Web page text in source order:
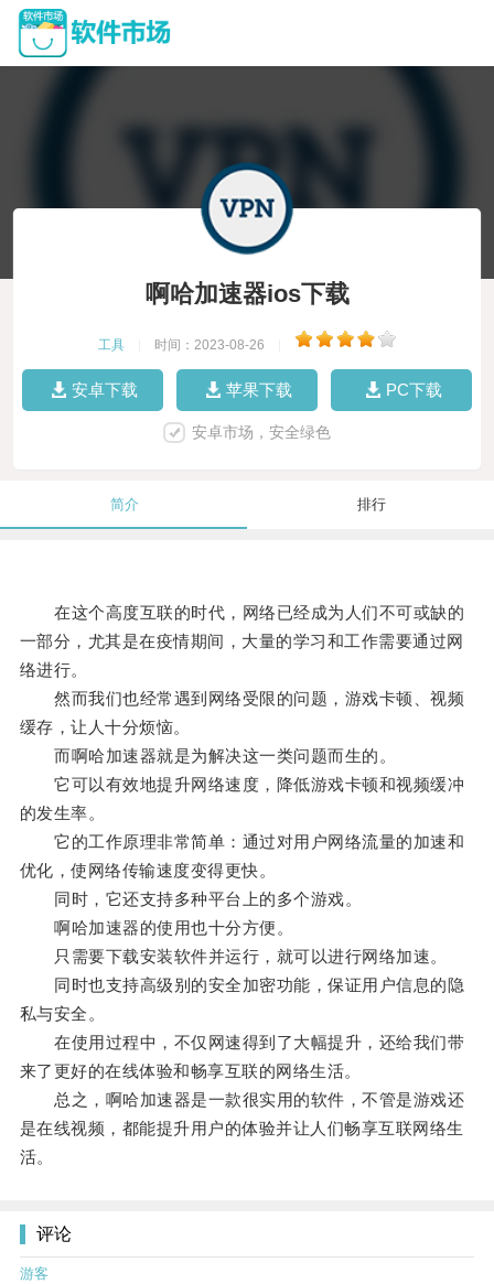
啊哈加速器ios下载
工具 时间：2023-08-26
安卓下载 苹果下载 PC下载
安卓市场，安全绿色
简介 排行
在这个高度互联的时代，网络已经成为人们不可或缺的
一部分，尤其是在疫情期间，大量的学习和工作需要通过网
络进行。
然而我们也经常遇到网络受限的问题，游戏卡顿、视频
缓存，让人十分烦恼。
而啊哈加速器就是为解决这一类问题而生的。
它可以有效地提升网络速度，降低游戏卡顿和视频缓冲
的发生率。
它的工作原理非常简单：通过对用户网络流量的加速和
优化，使网络传输速度变得更快。
同时，它还支持多种平台上的多个游戏。
啊哈加速器的使用也十分方便。
只需要下载安装软件并运行，就可以进行网络加速。
同时也支持高级别的安全加密功能，保证用户信息的隐
私与安全。
在使用过程中，不仅网速得到了大幅提升，还给我们带
来了更好的在线体验和畅享互联的网络生活。
总之，啊哈加速器是一款很实用的软件，不管是游戏还
是在线视频，都能提升用户的体验并让人们畅享互联网络生
活。
评论
游客